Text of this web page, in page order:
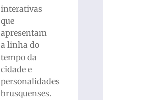
interativas
que
apresentam
a linha do
tempo da
cidade e
personalidades
brusquenses.